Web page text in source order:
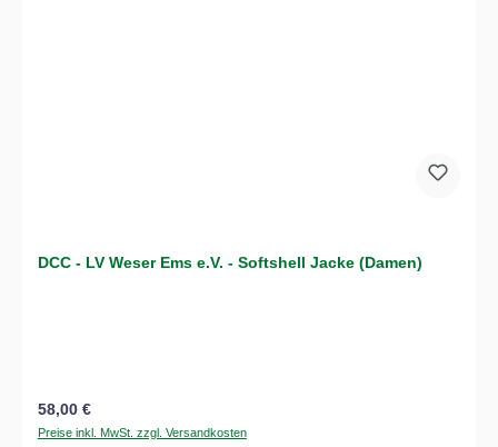
DCC - LV Weser Ems e.V. - Softshell Jacke (Damen)
Regulärer Preis:
58,00 €
Preise inkl. MwSt. zzgl. Versandkosten